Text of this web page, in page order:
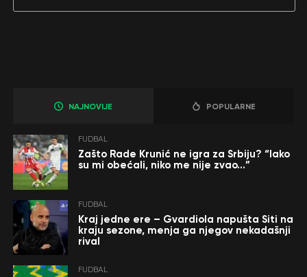
NAJNOVIJE POPULARNE
FUDBAL
Zašto Rade Krunić ne igra za Srbiju? “Iako
su mi obećali, niko me nije zvao…”
FUDBAL
Kraj jedne ere – Gvardiola napušta Siti na
kraju sezone, menja ga njegov nekadašnji
rival
FUDBAL